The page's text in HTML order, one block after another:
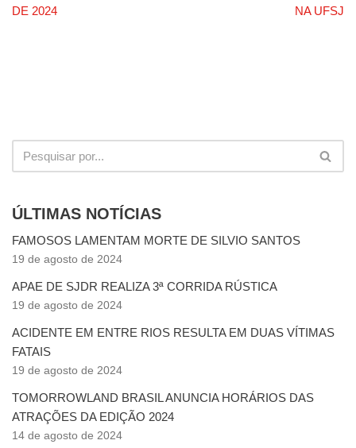
DE 2024
NA UFSJ
ÚLTIMAS NOTÍCIAS
FAMOSOS LAMENTAM MORTE DE SILVIO SANTOS
19 de agosto de 2024
APAE DE SJDR REALIZA 3ª CORRIDA RÚSTICA
19 de agosto de 2024
ACIDENTE EM ENTRE RIOS RESULTA EM DUAS VÍTIMAS
FATAIS
19 de agosto de 2024
TOMORROWLAND BRASIL ANUNCIA HORÁRIOS DAS
ATRAÇÕES DA EDIÇÃO 2024
14 de agosto de 2024